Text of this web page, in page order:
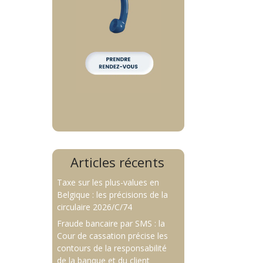
Articles récents
Taxe sur les plus-values en
Belgique : les précisions de la
circulaire 2026/C/74
Fraude bancaire par SMS : la
Cour de cassation précise les
contours de la responsabilité
de la banque et du client